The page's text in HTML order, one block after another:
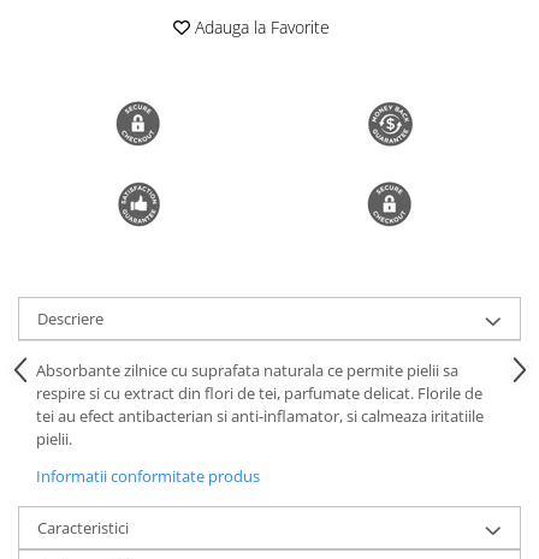
Trimmere si FierastraeAdauga la Favorite
Descriere
Absorbante zilnice cu suprafata naturala ce permite pielii sa
respire si cu extract din flori de tei, parfumate delicat. Florile de
tei au efect antibacterian si anti-inflamator, si calmeaza iritatiile
pielii.
Informatii conformitate produs
Caracteristici